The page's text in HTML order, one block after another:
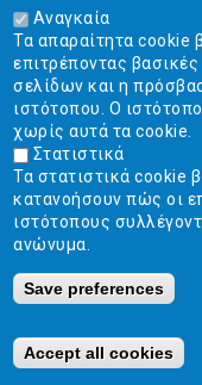
β) σε 3 έτη μετά
απόφασης, στην
περιουσία ή διαθέτει
θα απολέσει κατά
οφειλέτης καλείται
το ποσό των
δαπάνες διαβίωσης
Σημειώνεται ότι ο
στους πιστωτές ποσά
ακατάσχετο,
Ο οφειλέτηςδεν
Αναγκαία
Τα απαραίτητα cookie
επιτρέποντας
σελίδων και η
ιστότοπου. Ο
χωρίς αυτά τα cookie.
Στατιστικά
Τα στατιστικά cookie
κατανοήσουν πώς οι
ιστότοπους
ανώνυμα.
Save preferences
Accept all cookies